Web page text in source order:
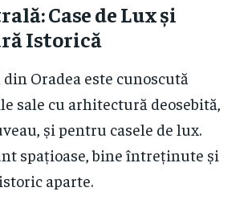
Case de Lux și
Istorică
Oradea este cunoscută
sale cu arhitectură deosebită,
și pentru casele de lux.
spațioase, bine întreținute și
aparte.